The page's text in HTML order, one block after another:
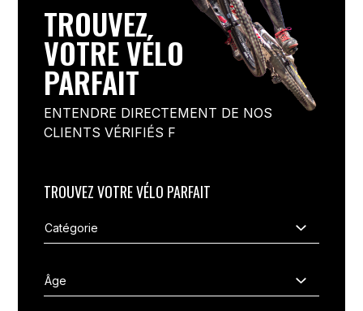
TROUVEZ
VOTRE VÉLO
PARFAIT
ENTENDRE DIRECTEMENT DE NOS
CLIENTS VÉRIFIÉS F
TROUVEZ VOTRE VÉLO PARFAIT